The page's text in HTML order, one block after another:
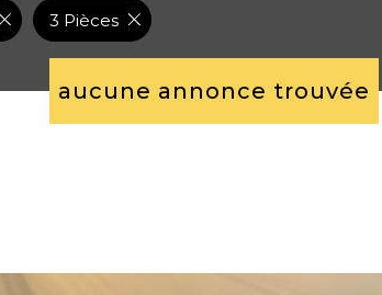
aucune annonce trouvée
3 Pièces